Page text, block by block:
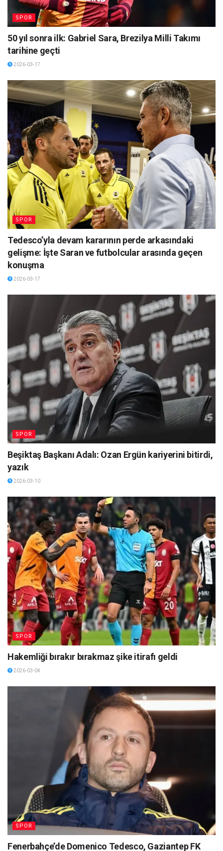
SPOR
50 yıl sonra ilk: Gabriel Sara, Brezilya Milli Takımı
tarihine geçti
2026-03-17
SPOR
Tedesco’yla devam kararının perde arkasındaki
gelişme: İşte Saran ve futbolcular arasında geçen
konuşma
2026-03-17
SPOR
Beşiktaş Başkanı Adalı: Ozan Ergün kariyerini bitirdi,
yazık
2026-03-10
SPOR
Hakemliği bırakır bırakmaz şike itirafı geldi
2026-03-04
SPOR
Fenerbahçe’de Domenico Tedesco, Gaziantep FK